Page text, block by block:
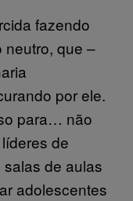
fazendo
neutro, que –
por ele.
para… não
de
de aulas
adolescentes